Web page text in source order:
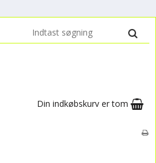
Din indkøbskurv er tom